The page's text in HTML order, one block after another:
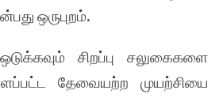
ஒருபுறம்.
சிறப்பு சலுகைகளை
தேவையற்ற முயற்சியை